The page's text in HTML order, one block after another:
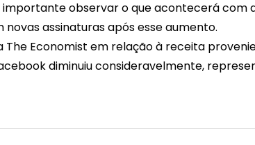
importante observar o que acontecerá com
novas assinaturas após esse aumento.
The Economist em relação à receita
diminuiu consideravelmente,